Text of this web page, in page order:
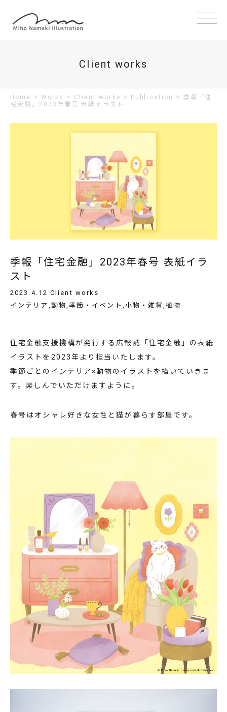
Client works
Home > Works > Client works > Publication > 季報「住
宅金融」2023年春号 表紙イラスト
季報「住宅金融」2023年春号 表紙イラ
スト
2023.4.12 Client works
インテリア , 動物, 季節・イベント , 小物・雑貨,植物
住宅金融支援機構が発行する広報誌「住宅金融」の表紙
イラストを2023年より担当いたします。
季節ごとのインテリア×動物のイラストを描いていきま
す。楽しんでいただけますように。
春号はオシャレ好きな女性と猫が暮らす部屋です。